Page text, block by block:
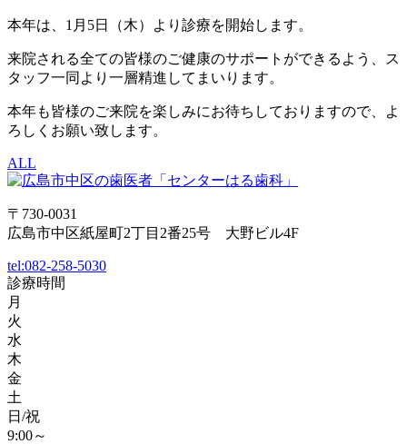
本年は、1月5日（木）より診療を開始します。
来院される全ての皆様のご健康のサポートができるよう、ス
タッフ一同より一層精進してまいります。
本年も皆様のご来院を楽しみにお待ちしておりますので、よ
ろしくお願い致します。
ALL
〒730-0031
広島市中区紙屋町2丁目2番25号 大野ビル4F
tel:082-258-5030
診療時間
月
火
水
木
金
土
日/祝
9:00～